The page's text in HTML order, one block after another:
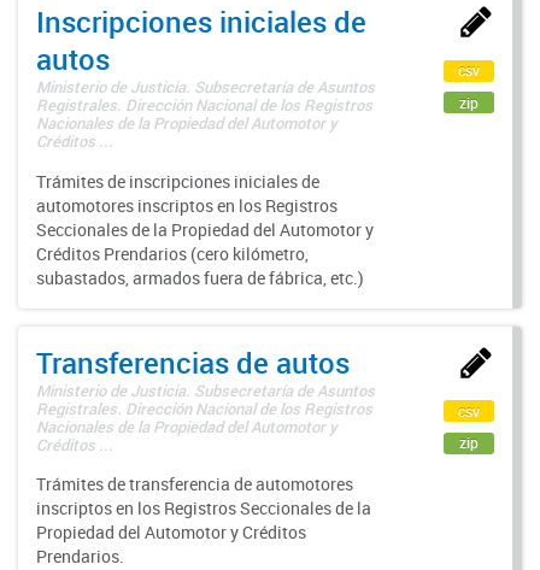
Inscripciones iniciales de
autos
Ministerio de Justicia. Subsecretaría de Asuntos
Registrales. Dirección Nacional de los Registros
Nacionales de la Propiedad del Automotor y
Créditos ...
Trámites de inscripciones iniciales de
automotores inscriptos en los Registros
Seccionales de la Propiedad del Automotor y
Créditos Prendarios (cero kilómetro,
subastados, armados fuera de fábrica, etc.)
csv
zip
Transferencias de autos
Ministerio de Justicia. Subsecretaría de Asuntos
Registrales. Dirección Nacional de los Registros
Nacionales de la Propiedad del Automotor y
Créditos ...
Trámites de transferencia de automotores
inscriptos en los Registros Seccionales de la
Propiedad del Automotor y Créditos
Prendarios.
csv
zip